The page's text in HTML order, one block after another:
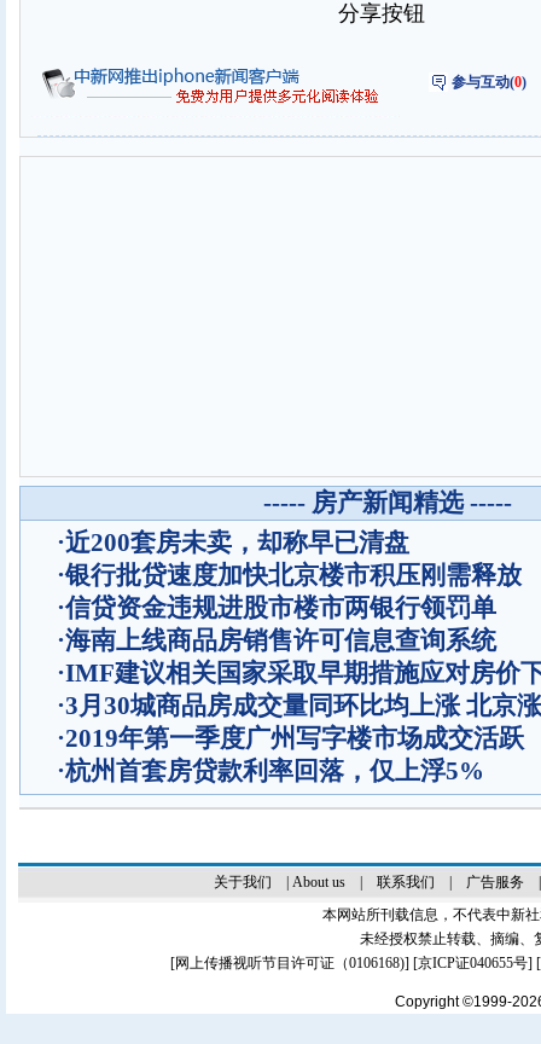
分享按钮
参与互动(0)
----- 房产新闻精选 -----
·近200套房未卖，却称早已清盘
·银行批贷速度加快北京楼市积压刚需释放
·信贷资金违规进股市楼市两银行领罚单
·海南上线商品房销售许可信息查询系统
·IMF建议相关国家采取早期措施应对房价
·3月30城商品房成交量同环比均上涨 北京
·2019年第一季度广州写字楼市场成交活跃
·杭州首套房贷款利率回落，仅上浮5%
关于我们 About us| 联系我们 广告服务
本网站所刊载信息，不代表中新
未经授权禁止转载、摘编、
[网上传播视听节目许可证（0106168)] [京ICP证040655号]
Copyright ©1999-